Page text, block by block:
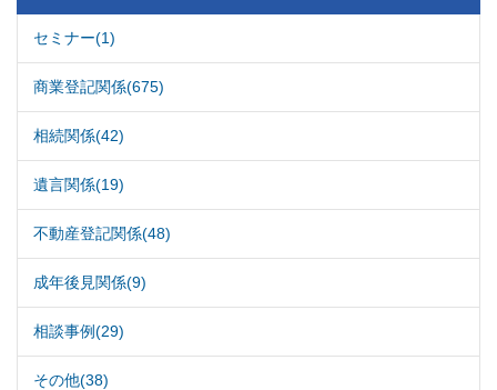
セミナー(1)
商業登記関係(675)
相続関係(42)
遺言関係(19)
不動産登記関係(48)
成年後見関係(9)
相談事例(29)
その他(38)